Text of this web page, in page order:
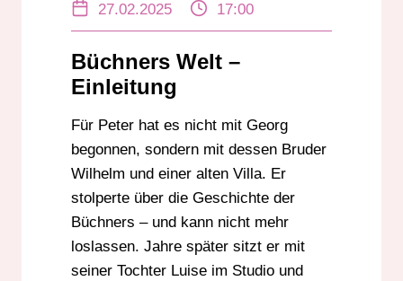
27.02.2025 17:00
Büchners Welt –
Einleitung
Für Peter hat es nicht mit Georg
begonnen, sondern mit dessen Bruder
Wilhelm und einer alten Villa. Er
stolperte über die Geschichte der
Büchners – und kann nicht mehr
loslassen. Jahre später sitzt er mit
seiner Tochter Luise im Studio und